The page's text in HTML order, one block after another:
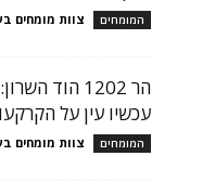
המומחים צוות מומחים
הר 1202
עכשיו עין על
המומחים צוות מומחים